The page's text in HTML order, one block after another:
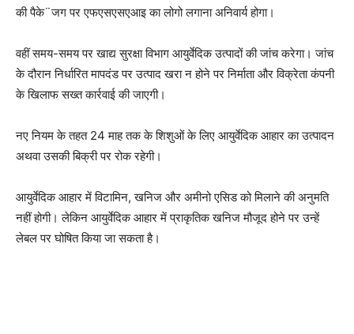
की पैके¨जग पर एफएसएसएआइ का लोगो लगाना अनिवार्य होगा।
वहीं समय-समय पर खाद्य सुरक्षा विभाग आयुर्वेदिक उत्पादों की जांच करेगा। जांच
के दौरान निर्धारित मापदंड पर उत्पाद खरा न होने पर निर्माता और विक्रेता कंपनी
के खिलाफ सख्त कार्रवाई की जाएगी।
नए नियम के तहत 24 माह तक के शिशुओं के लिए आयुर्वेदिक आहार का उत्पादन
अथवा उसकी बिक्री पर रोक रहेगी।
आयुर्वेदिक आहार में विटामिन, खनिज और अमीनो एसिड को मिलाने की अनुमति
नहीं होगी। लेकिन आयुर्वेदिक आहार में प्राकृतिक खनिज मौजूद होने पर उन्हें
लेबल पर घोषित किया जा सकता है।